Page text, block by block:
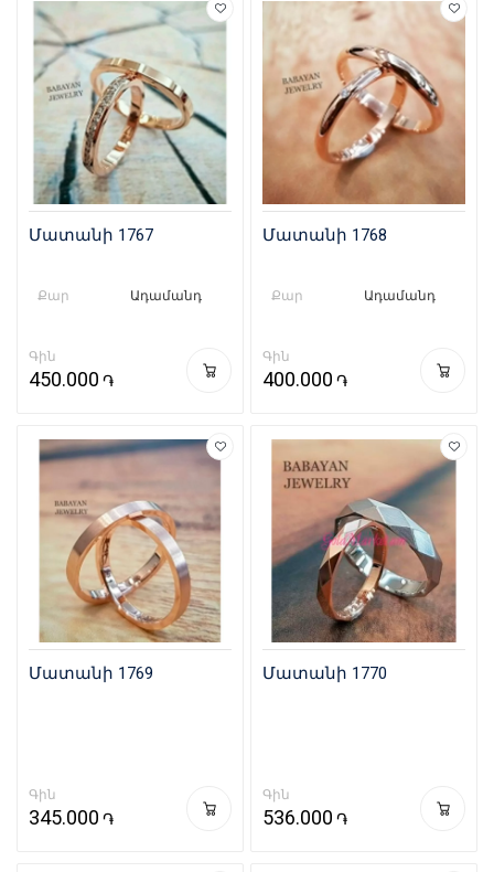
Մատանի 1767
Քար Ադամանդ
Գին
450.000 ֏
Մատանի 1768
Քար Ադամանդ
Գին
400.000 ֏
Մատանի 1769
Գին
345.000 ֏
Մատանի 1770
Գին
536.000 ֏